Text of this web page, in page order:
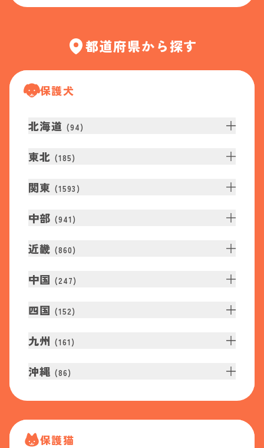
都道府県から探す
保護犬
北海道 (94)
東北 (185)
関東 (1593 )
中部 (941 )
近畿 (860)
中国 (247)
四国 (152)
九州 (161 )
沖縄 (86)
保護猫